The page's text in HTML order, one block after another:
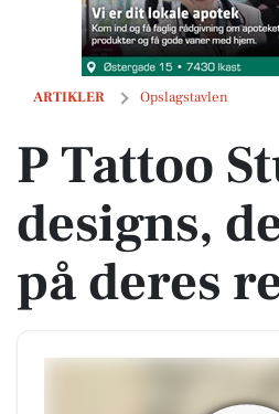
ARTIKLER Opslagstavlen
P Tattoo Studio har designs, der
P Tattoo
designs,
på deres